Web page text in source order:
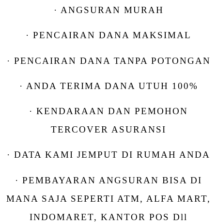
· ANGSURAN MURAH
· PENCAIRAN DANA MAKSIMAL
· PENCAIRAN DANA TANPA POTONGAN
· ANDA TERIMA DANA UTUH 100%
· KENDARAAN DAN PEMOHON
TERCOVER ASURANSI
· DATA KAMI JEMPUT DI RUMAH ANDA
· PEMBAYARAN ANGSURAN BISA DI
MANA SAJA SEPERTI ATM, ALFA MART,
INDOMARET, KANTOR POS Dll